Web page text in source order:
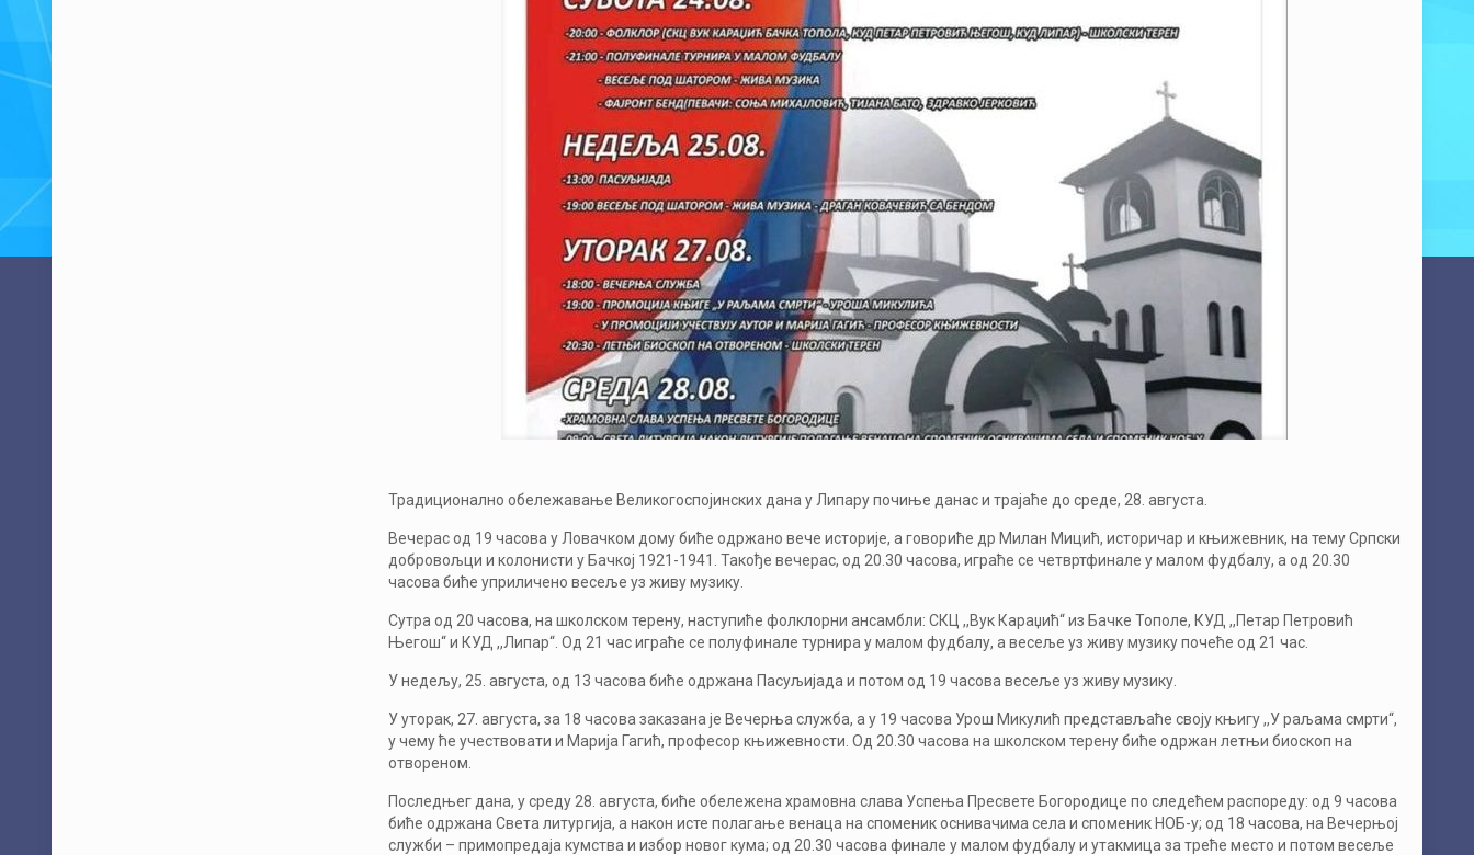
Традиционално обележавање Великогоспојинских дана у Липару почиње данас и трајаће до среде, 28. августа.
Вечерас од 19 часова у Ловачком дому биће одржано вече историје, а говориће др Милан Мицић, историчар и књижевник, на тему Српски
добровољци и колонисти у Бачкој 1921-1941. Такође вечерас, од 20.30 часова, играће се четвртфинале у малом фудбалу, а од 20.30
часова биће уприличено весеље уз живу музику.
Сутра од 20 часова, на школском терену, наступиће фолклорни ансамбли: СКЦ ,,Вук Караџић“ из Бачке Тополе, КУД ,,Петар Петровић
Његош“ и КУД ,,Липар“. Од 21 час играће се полуфинале турнира у малом фудбалу, а весеље уз живу музику почеће од 21 час.
У недељу, 25. августа, од 13 часова биће одржана Пасуљијада и потом од 19 часова весеље уз живу музику.
У уторак, 27. августа, за 18 часова заказана је Вечерња служба, а у 19 часова Урош Микулић представљаће своју књигу ,,У раљама смрти“,
у чему ће учествовати и Марија Гагић, професор књижевности. Од 20.30 часова на школском терену биће одржан летњи биоскоп на
отвореном.
Последњег дана, у среду 28. августа, биће обележена храмовна слава Успења Пресвете Богородице по следећем распореду: од 9 часова
биће одржана Света литургија, а након исте полагање венаца на споменик оснивачима села и споменик НОБ-у; од 18 часова, на Вечерњој
служби – примопредаја кумства и избор новог кума; од 20.30 часова финале у малом фудбалу и утакмица за треће место и потом весеље